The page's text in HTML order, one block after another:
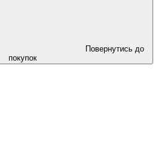
Повернутись до
покупок